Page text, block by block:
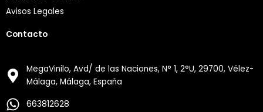
Avisos Legales
Contacto
MegaVinilo, Avd/ de las Naciones, N° 1, 2°U, 29700, Vélez-
Málaga, Málaga, España
663812628